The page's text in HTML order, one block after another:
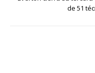
de 51